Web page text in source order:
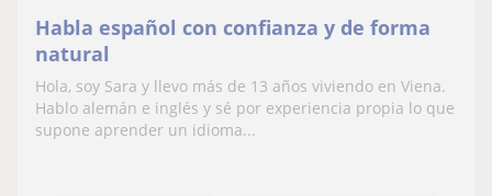
Habla español con confianza y de forma
natural
Hola, soy Sara y llevo más de 13 años viviendo en Viena.
Hablo alemán e inglés y sé por experiencia propia lo que
supone aprender un idioma...